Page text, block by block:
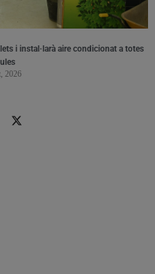
i instal·larà aire condicionat a totes
2026